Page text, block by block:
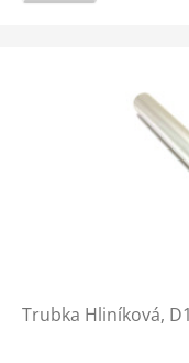
Trubka Hliníková,